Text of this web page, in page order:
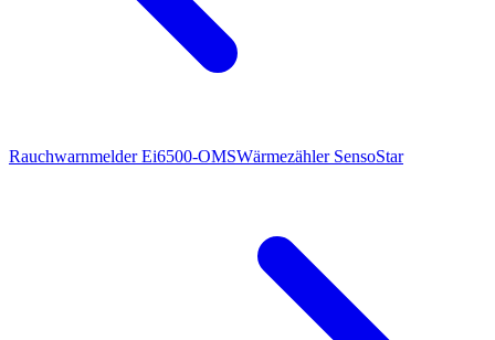
Rauchwarnmelder Ei6500-OMSWärmezähler SensoStar